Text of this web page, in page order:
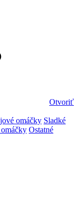
Otvoriť
omáčky Sladké
Ostatné